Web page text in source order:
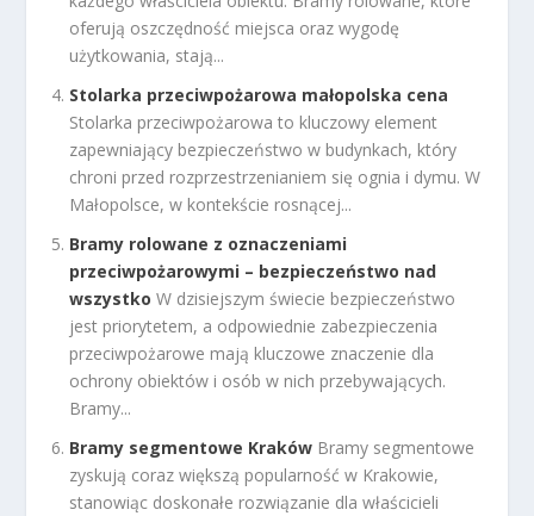
oferują oszczędność miejsca oraz wygodę
użytkowania, stają...
Stolarka przeciwpożarowa małopolska cena
Stolarka przeciwpożarowa to kluczowy element
zapewniający bezpieczeństwo w budynkach, który
chroni przed rozprzestrzenianiem się ognia i dymu. W
Małopolsce, w kontekście rosnącej...
Bramy rolowane z oznaczeniami
przeciwpożarowymi – bezpieczeństwo nad
wszystko W dzisiejszym świecie bezpieczeństwo
jest priorytetem, a odpowiednie zabezpieczenia
przeciwpożarowe mają kluczowe znaczenie dla
ochrony obiektów i osób w nich przebywających.
Bramy...
Bramy segmentowe Kraków Bramy segmentowe
zyskują coraz większą popularność w Krakowie,
stanowiąc doskonałe rozwiązanie dla właścicieli